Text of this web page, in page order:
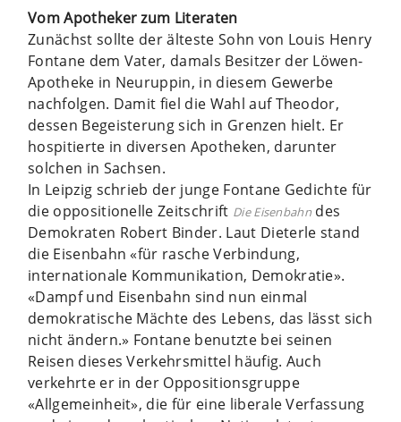
Vom Apotheker zum Literaten
Zunächst sollte der älteste Sohn von Louis Henry
Fontane dem Vater, damals Besitzer der Löwen-
Apotheke in Neuruppin, in diesem Gewerbe
nachfolgen. Damit fiel die Wahl auf Theodor,
dessen Begeisterung sich in Grenzen hielt. Er
hospitierte in diversen Apotheken, darunter
solchen in Sachsen.
In Leipzig schrieb der junge Fontane Gedichte für
die oppositionelle Zeitschrift Die Eisenbahn des
Demokraten Robert Binder. Laut Dieterle stand
die Eisenbahn «für rasche Verbindung,
internationale Kommunikation, Demokratie».
«Dampf und Eisenbahn sind nun einmal
demokratische Mächte des Lebens, das lässt sich
nicht ändern.» Fontane benutzte bei seinen
Reisen dieses Verkehrsmittel häufig. Auch
verkehrte er in der Oppositionsgruppe
«Allgemeinheit», die für eine liberale Verfassung